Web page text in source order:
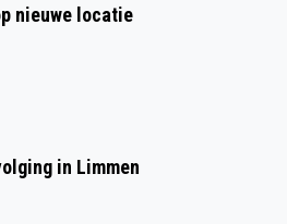
nieuwe locatie
in Limmen